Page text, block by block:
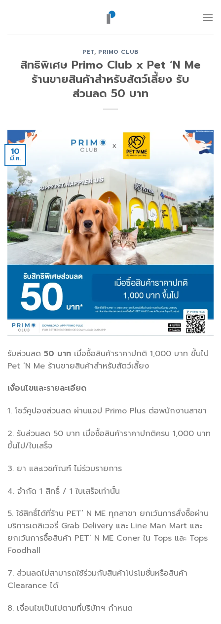
PET, PRIMO CLUB
สิทธิพิเศษ Primo Club x Pet ‘N Me
ร้านขายสินค้าสำหรับสัตว์เลี้ยง รับ
ส่วนลด 50 บาท
10
มี.ค.
รับส่วนลด 50 บาท เมื่อซื้อสินค้าราคาปกติ 1,000 บาท ขึ้นไป
Pet ‘N Me ร้านขายสินค้าสำหรับสัตว์เลี้ยง
เงื่อนไขและรายละเอียด
1. โชว์คูปองส่วนลด ผ่านแอป Primo Plus ต่อพนักงานสาขา
2. รับส่วนลด 50 บาท เมื่อซื้อสินค้าราคาปกติครบ 1,000 บาท
ขึ้นไป/ใบเสร็จ
3. ยา และเวชภัณฑ์ ไม่ร่วมรายการ
4. จำกัด 1 สิทธิ์ / 1 ใบเสร็จเท่านั้น
5. ใช้สิทธิ์ได้ที่ร้าน PET’ N ME ทุกสาขา ยกเว้นการสั่งซื้อผ่าน
บริการเดลิเวอรี่ Grab Delivery และ Line Man Mart และ
ยกเว้นการซื้อสินค้า PET’ N ME Coner ใน Tops และ Tops
Foodhall
7. ส่วนลดไม่สามารถใช้ร่วมกับสินค้าโปรโมชั่นหรือสินค้า
Clearance ได้
8. เงื่อนไขเป็นไปตามที่บริษัทฯ กำหนด